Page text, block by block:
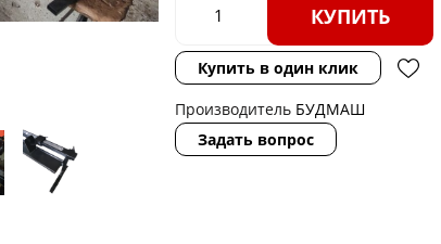
КУПИТЬ
Купить в один клик
Производитель БУДМАШ
Задать вопрос